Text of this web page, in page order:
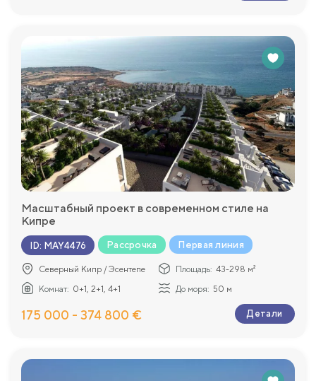
Масштабный проект в современном стиле на
Кипре
ID: MAY4476 Рассрочка Первая линия
Северный Кипр / Эсентепе Площадь: 43-298 м²
Комнат: 0+1, 2+1, 4+1 До моря: 50 м
175 000 - 374 800 € Детали